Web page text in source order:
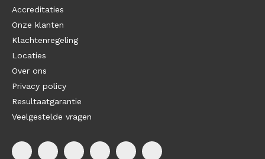
Accreditaties
Onze klanten
Klachtenregeling
Locaties
Over ons
Privacy policy
Resultaatgarantie
Veelgestelde vragen